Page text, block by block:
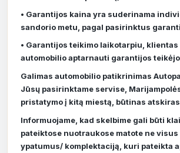
• Garantijos kaina yra suderinama
sandorio metu, pagal pasirinktus
• Garantijos teikimo laikotarpiu,
automobilio aptarnauti garantijos
Galimas automobilio patikrinimas
Jūsų pasirinktame servise,
pristatymo į kitą miestą, būtinas
Informuojame, kad skelbime gali būti
pateiktose nuotraukose matote ne
ypatumus/ komplektaciją, kuri pateikta